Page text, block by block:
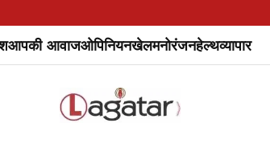
आपकी आवाजओपिनियनखेलमनोरंजनहेल्थव्यापार